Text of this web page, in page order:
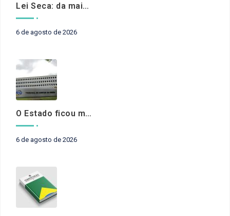
Lei Seca: da maioridade à maturidade
6 de agosto de 2026
O Estado ficou mais complexo. O controle precisa acompanhar
6 de agosto de 2026